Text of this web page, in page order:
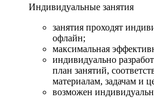
Индивидуальные занятия
занятия проходят
офлайн;
максимальная
индивидуально
план занятий,
материалам, задачам и
возможен